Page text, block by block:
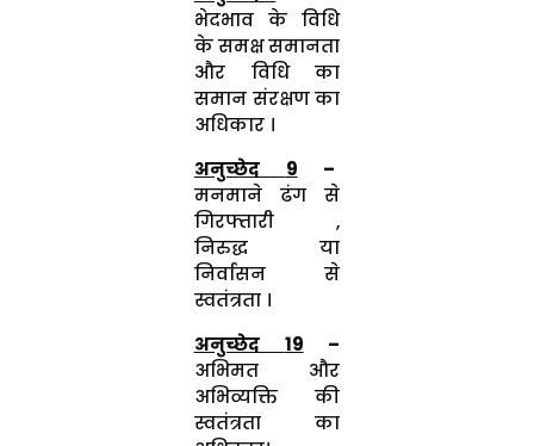
भेदभाव के विधि
के समक्ष समानता
और विधि का
समान संरक्षण का
अधिकार ।
अनुच्छेद 9 –
मनमाने ढंग से
गिरफ्तारी ,
निरुद्ध या
निर्वासन से
स्वतंत्रता ।
अनुच्छेद 19 –
अभिमत और
अभिव्यक्ति की
स्वतंत्रता का